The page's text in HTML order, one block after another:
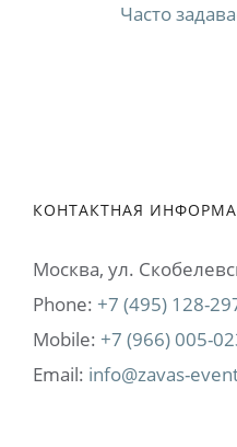
Часто
КОНТАКТНАЯ
Москва, ул.
Phone: +7 (495) 128-
Mobile: +7 (966) 005-
Email: info@zavas-